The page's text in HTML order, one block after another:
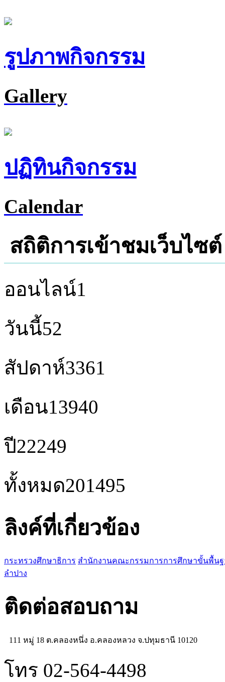
รูปภาพกิจกรรม
Gallery
ปฏิทินกิจกรรม
Calendar
สถิติการเข้าชมเว็บไซต์
ออนไลน์1
วันนี้52
สัปดาห์3361
เดือน13940
ปี22249
ทั้งหมด201495
ลิงค์ที่เกี่ยวข้อง
กระทรวงศึกษาธิการ สำนักงานคณะกรรมการการศึกษาขั้นพื้น
ลำปาง
ติดต่อสอบถาม
111 หมู่ 18 ต.คลองหนึ่ง อ.คลองหลวง จ.ปทุมธานี 10120
โทร 02-564-4498